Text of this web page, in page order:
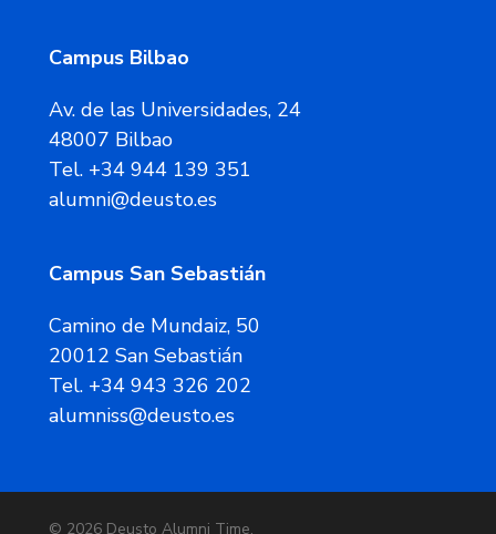
Campus Bilbao
Av. de las Universidades, 24
48007 Bilbao
Tel. +34 944 139 351
alumni@deusto.es
Campus San Sebastián
Camino de Mundaiz, 50
20012 San Sebastián
Tel. +34 943 326 202
alumniss@deusto.es
© 2026 Deusto Alumni Time.